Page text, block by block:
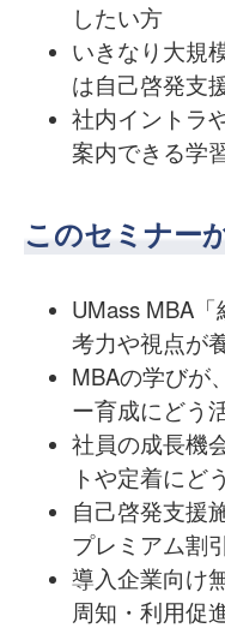
したい方
いきなり大規
は自己啓発支
社内イントラ
案内できる学
このセミナー
UMass MBA
考力や視点が
MBAの学びが
ー育成にどう
社員の成長機
トや定着にど
自己啓発支援
プレミアム割
導入企業向け
周知・利用促